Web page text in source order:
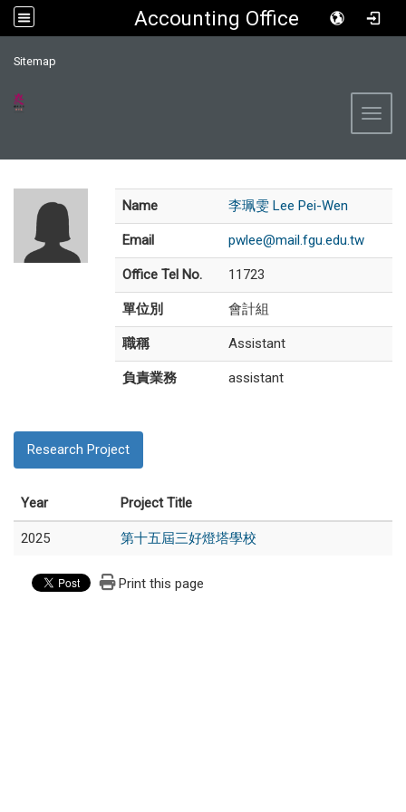
Accounting Office
Sitemap
Name 李珮雯 Lee Pei-Wen
Email pwlee@mail.fgu.edu.tw
Office Tel No. 11723
單位別 會計組
職稱 Assistant
負責業務 assistant
Research Project
Year Project Title
2025 第十五屆三好燈塔學校
Print this page